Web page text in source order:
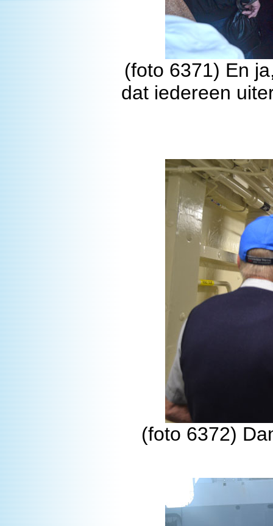
(foto 6371) En
dat iedereen
(foto 6372)